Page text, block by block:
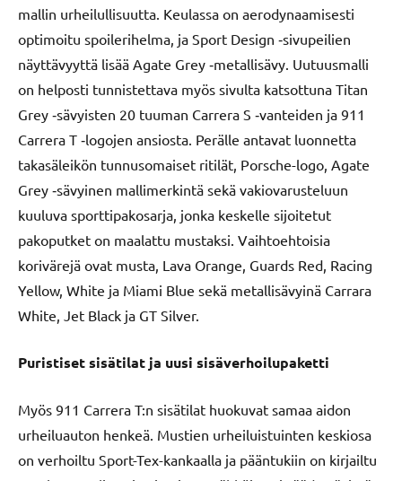
mallin urheilullisuutta. Keulassa on aerodynaamisesti
optimoitu spoilerihelma, ja Sport Design ‑sivupeilien
näyttävyyttä lisää Agate Grey ‑metallisävy. Uutuusmalli
on helposti tunnistettava myös sivulta katsottuna Titan
Grey ‑sävyisten 20 tuuman Carrera S ‑vanteiden ja 911
Carrera T ‑logojen ansiosta. Perälle antavat luonnetta
takasäleikön tunnusomaiset ritilät, Porsche-logo, Agate
Grey ‑sävyinen mallimerkintä sekä vakiovarusteluun
kuuluva sporttipakosarja, jonka keskelle sijoitetut
pakoputket on maalattu mustaksi. Vaihtoehtoisia
korivärejä ovat musta, Lava Orange, Guards Red, Racing
Yellow, White ja Miami Blue sekä metallisävyinä Carrara
White, Jet Black ja GT Silver.
Puristiset sisätilat ja uusi sisäverhoilupaketti
Myös 911 Carrera T:n sisätilat huokuvat samaa aidon
urheiluauton henkeä. Mustien urheiluistuinten keskiosa
on verhoiltu Sport-Tex-kankaalla ja pääntukiin on kirjailtu